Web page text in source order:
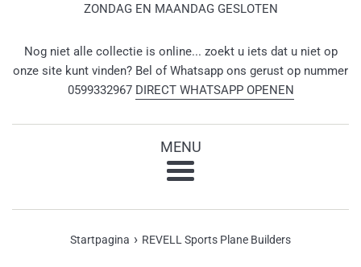
ZONDAG EN MAANDAG GESLOTEN
Nog niet alle collectie is online... zoekt u iets dat u niet op
onze site kunt vinden? Bel of Whatsapp ons gerust op nummer
0599332967 DIRECT WHATSAPP OPENEN
MENU
Startpagina › REVELL Sports Plane Builders